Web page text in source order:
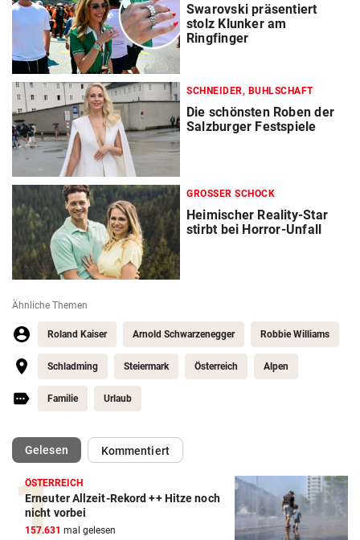
Swarovski präsentiert
stolz Klunker am
Ringfinger
SCHNEIDER, BUHLSCHAFT
Die schönsten Roben der
Salzburger Festspiele
GROSSER SCHOCK
Heimischer Reality-Star
stirbt bei Horror-Unfall
Ähnliche Themen
Roland Kaiser Arnold Schwarzenegger Robbie Williams
Schladming Steiermark Österreich Alpen
Familie Urlaub
Gelesen(ausgewählt)Kommentiert
ÖSTERREICH
Erneuter Allzeit-Rekord ++ Hitze noch
nicht vorbei
157.631 mal gelesen